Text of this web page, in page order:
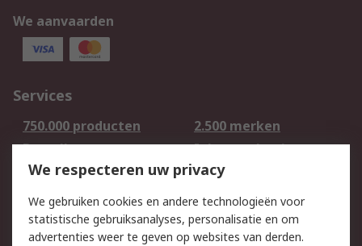
We aanvaarden
Services
750.000 producten
2.500 merken
Bestellen
Inkoopoplossingen
Retouren
Technisch advies
Track & Trace
Wettelijk
We respecteren uw privacy
We gebruiken cookies en andere technologieën voor
statistische gebruiksanalyses, personalisatie en om
advertenties weer te geven op websites van derden.